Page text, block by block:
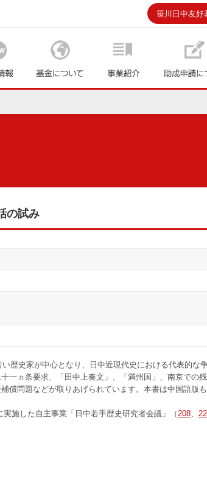
笹川日中友好
の試み
歴史家が中心となり、日中近現代史における代表的な
一ヵ条要求、「田中上奏文」、「満州国」、南京での
償問題などが取りあげられています。本書は中国語版も
実施した自主事業「日中若手歴史研究者会議」（208、